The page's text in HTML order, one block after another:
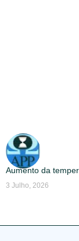
Aumento da
3 Julho, 2026